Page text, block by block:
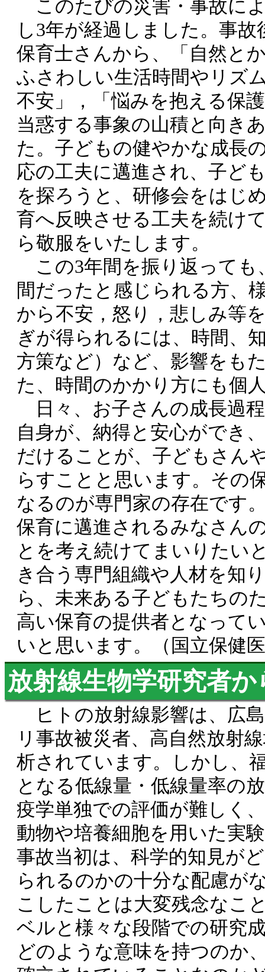
このたびの災害・事故に
し3年が経過しました。事
保育士さんから、「自然と
ふさわしい生活時間やリズ
不安」，「悩みを抱える保
当惑する事象の山積と向き
た。子どもの健やかな成長
応の工夫に邁進され、子ど
を探ろうと、研修会をはじ
育へ反映させる工夫を続け
ら敬服をいたします。
この3年間を振り返っても
間だったと感じられる方、
から不安，怒り，悲しみ等
ぎが得られるには、時間、
方策など）など、影響をも
た、時間のかかり方にも個
日々、お子さんの成長過
自身が、納得と安心ができ
だけることが、子どもさん
らすことと思います。その
なるのが専門家の存在です
保育に邁進されるみなさん
とを考え続けてまいりたい
き合う専門組織や人材を知
ら、未来ある子どもたちの
高い保育の提供者となって
いと思います。（国立保健
放射線生物学研究者
ヒトの放射線影響は、広
リ事故被災者、高自然放射
析されています。しかし、
となる低線量・低線量率の
疫学単独での評価が難しく
動物や培養細胞を用いた実
事故当初は、科学的知見が
られるのかの十分な配慮が
こしたことは大変残念なこ
ベルと様々な段階での研究
どのような意味を持つのか